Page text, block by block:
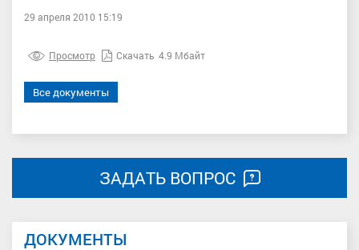
29 апреля 2010 15:19
Просмотр Скачать 4.9 Мбайт
Все документы
ЗАДАТЬ ВОПРОС
ДОКУМЕНТЫ